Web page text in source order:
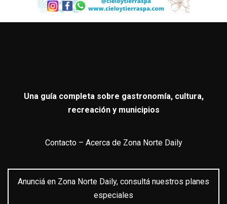
Una guía completa sobre gastronomía, cultura,
recreación y municipios
Contacto– Acerca de Zona Norte Daily
Anunciá en Zona Norte Daily, consultá nuestros planes
especiales